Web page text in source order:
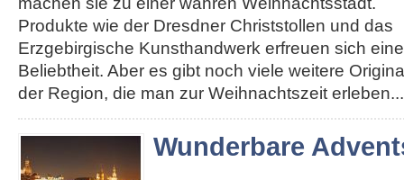
Produkte wie der Dresdner Christstollen und das
Erzgebirgische Kunsthandwerk erfreuen sich
Beliebtheit. Aber es gibt noch viele weitere
der Region, die man zur Weihnachtszeit
Wunderbare